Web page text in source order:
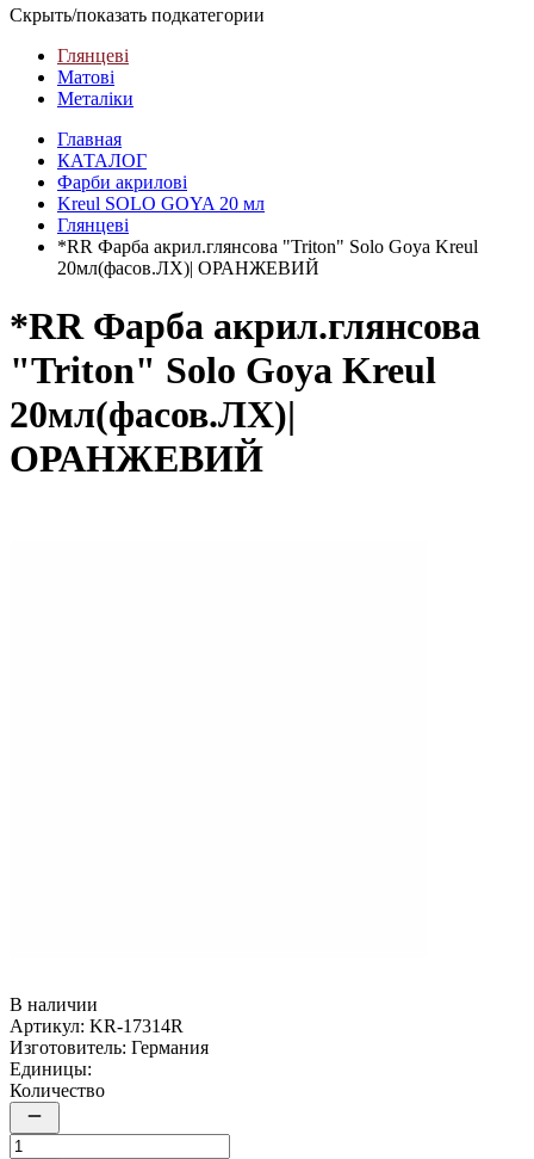
Скрыть/показать подкатегории
Глянцеві
Матові
Металіки
Главная
КАТАЛОГ
Фарби акрилові
Kreul SOLO GOYA 20 мл
Глянцеві
*RR Фарба акрил.глянсова "Triton" Solo Goya Kreul
20мл(фасов.ЛХ)| ОРАНЖЕВИЙ
*RR Фарба акрил.глянсова
"Triton" Solo Goya Kreul
20мл(фасов.ЛХ)|
ОРАНЖЕВИЙ
В наличии
Артикул: KR-17314R
Изготовитель: Германия
Единицы:
Количество